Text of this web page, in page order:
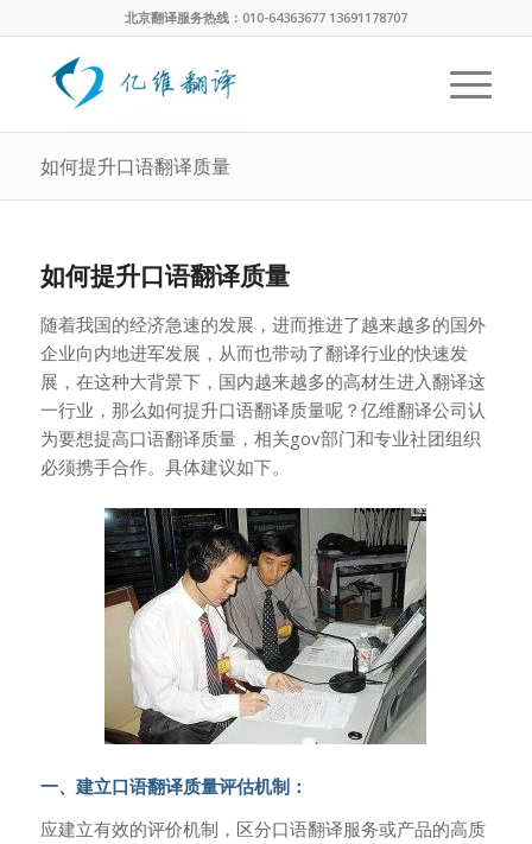
北京翻译服务热线：010-64363677 13691178707
如何提升口语翻译质量
如何提升口语翻译质量
随着我国的经济急速的发展，进而推进了越来越多的国外
企业向内地进军发展，从而也带动了翻译行业的快速发
展，在这种大背景下，国内越来越多的高材生进入翻译这
一行业，那么如何提升口语翻译质量呢？亿维翻译公司认
为要想提高口语翻译质量，相关gov部门和专业社团组织
必须携手合作。具体建议如下。
一、建立口语翻译质量评估机制：
应建立有效的评价机制，区分口语翻译服务或产品的高质